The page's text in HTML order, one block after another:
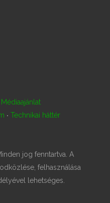
Médiaajánlat
· Technikai háttér
jog fenntartva. A
felhasználása
lehetséges.